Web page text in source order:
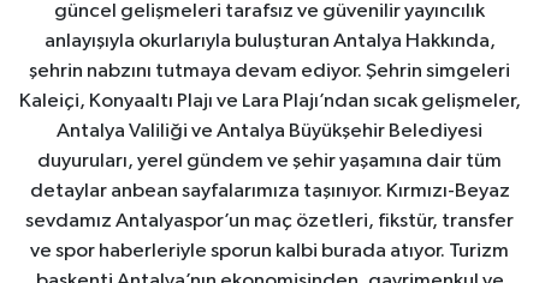
güncel gelişmeleri tarafsız ve güvenilir yayıncılık
anlayışıyla okurlarıyla buluşturan Antalya Hakkında,
şehrin nabzını tutmaya devam ediyor. Şehrin simgeleri
Kaleiçi, Konyaaltı Plajı ve Lara Plajı’ndan sıcak gelişmeler,
Antalya Valiliği ve Antalya Büyükşehir Belediyesi
duyuruları, yerel gündem ve şehir yaşamına dair tüm
detaylar anbean sayfalarımıza taşınıyor. Kırmızı-Beyaz
sevdamız Antalyaspor’un maç özetleri, fikstür, transfer
ve spor haberleriyle sporun kalbi burada atıyor. Turizm